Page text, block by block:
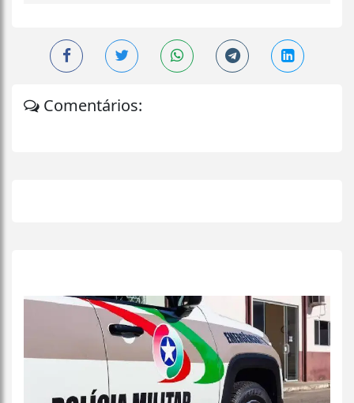
Comentários: